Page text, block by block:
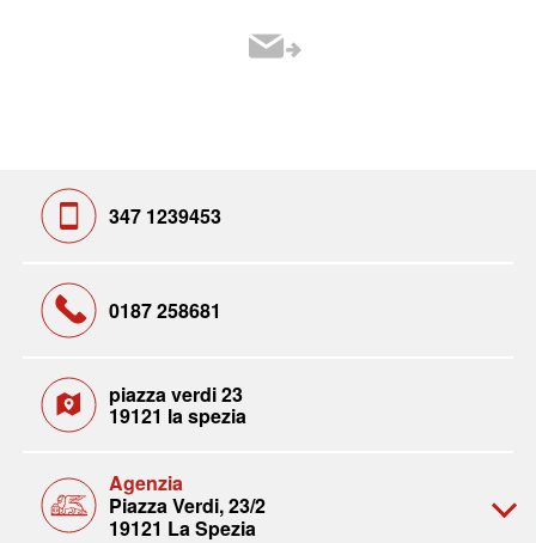
347 1239453
0187 258681
piazza verdi 23
19121 la spezia
Agenzia
Piazza Verdi, 23/2
19121 La Spezia